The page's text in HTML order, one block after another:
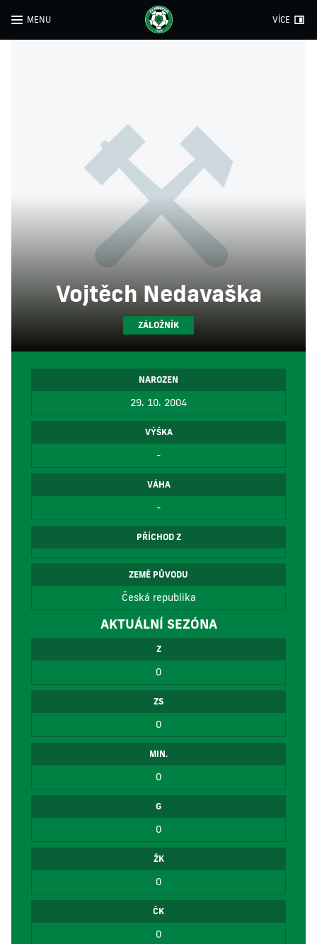
MENU VÍCE
Vojtěch Nedavaška
ZÁLOŽNÍK
NAROZEN
29. 10. 2004
VÝŠKA
-
VÁHA
-
PŘÍCHOD Z
ZEMĚ PŮVODU
Česká republika
AKTUÁLNÍ SEZÓNA
Z
0
ZS
0
MIN.
0
G
0
ŽK
0
ČK
0